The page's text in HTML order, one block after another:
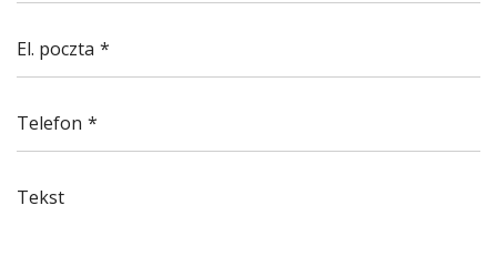
El. poczta
Telefon
Tekst